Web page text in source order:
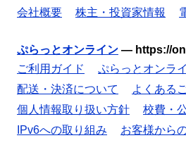
会社概要
株主・投資家情報
ぷらっとオンライン — https://
ご利用ガイド
ぷらっとオンラ
配送・決済について
よくある
個人情報取り扱い方針
校費・
IPv6への取り組み
お客様から